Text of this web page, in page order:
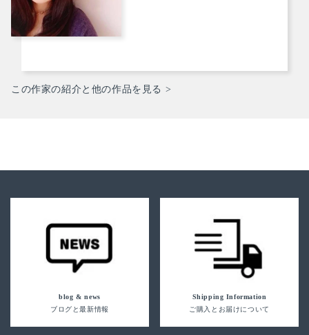
この作家の紹介と他の作品を見る >
blog & news
ブログと最新情報
Shipping Information
ご購入とお届けについて